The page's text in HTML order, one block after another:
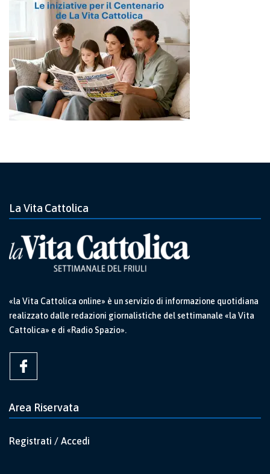
La Vita Cattolica
«la Vita Cattolica online» è un servizio di informazione quotidiana
realizzato dalle redazioni giornalistiche del settimanale «la Vita
Cattolica» e di «Radio Spazio».
Area Riservata
Registrati / Accedi